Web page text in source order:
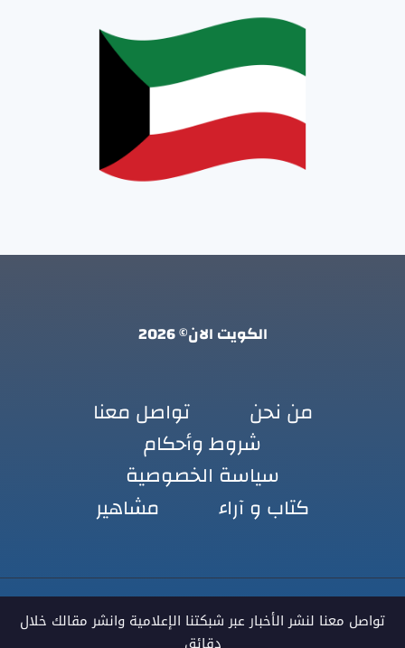
الكويت الان© 2026
من نحن
تواصل معنا
شروط وأحكام
سياسة الخصوصية
كتاب و آراء
مشاهير
تواصل معنا لنشر الأخبار عبر شبكتنا الإعلامية وانشر مقالك خلال